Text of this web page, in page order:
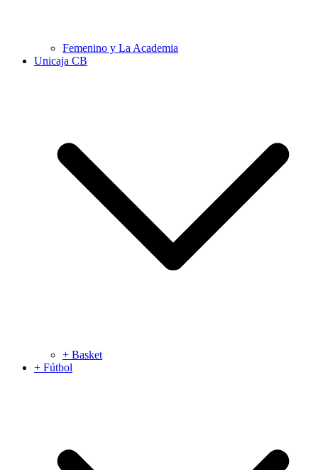
Femenino y La Academia
Unicaja CB
+ Basket
+ Fútbol